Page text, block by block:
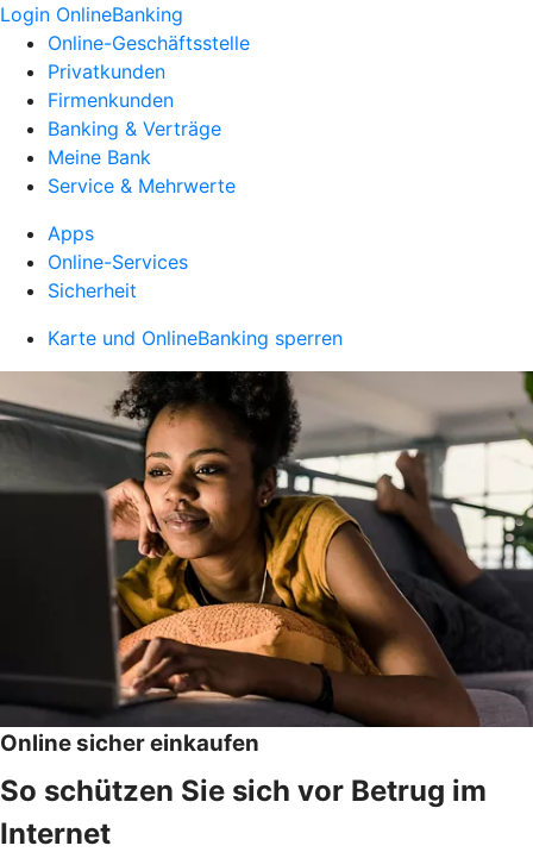
Login OnlineBanking
Online-Geschäftsstelle
Privatkunden
Firmenkunden
Banking & Verträge
Meine Bank
Service & Mehrwerte
Apps
Online-Services
Sicherheit
Karte und OnlineBanking sperren
Online sicher einkaufen
So schützen Sie sich vor Betrug im
Internet